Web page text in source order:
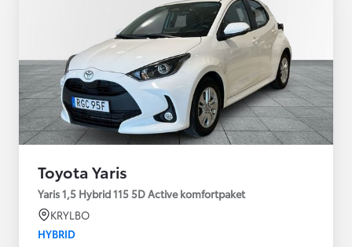
Toyota Yaris
Yaris 1,5 Hybrid 115 5D Active komfortpaket
KRYLBO
HYBRID